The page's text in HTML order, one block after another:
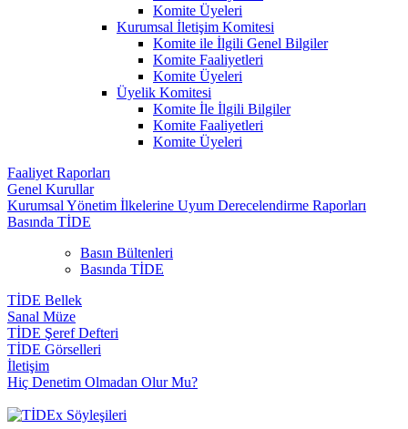
Komite Üyeleri
Kurumsal İletişim Komitesi
Komite ile İlgili Genel Bilgiler
Komite Faaliyetleri
Komite Üyeleri
Üyelik Komitesi
Komite İle İlgili Bilgiler
Komite Faaliyetleri
Komite Üyeleri
Faaliyet Raporları
Genel Kurullar
Kurumsal Yönetim İlkelerine Uyum Derecelendirme Raporları
Basında TİDE
Basın Bültenleri
Basında TİDE
TİDE Bellek
Sanal Müze
TİDE Şeref Defteri
TİDE Görselleri
İletişim
Hiç Denetim Olmadan Olur Mu?